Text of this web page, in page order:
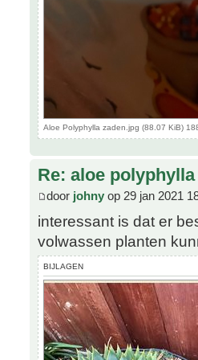
Aloe Polyphylla zaden.jpg (88.07 KiB)
Re: aloe polyphylla
door johny op 29 jan 2021
interessant is dat er
volwassen planten
BIJLAGEN